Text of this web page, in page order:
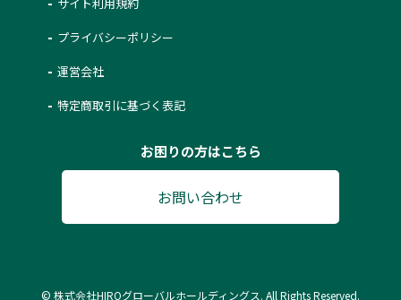
プライバシーポリシー
運営会社
特定商取引に基づく表記
お困りの方はこちら
お問い合わせ
© 株式会社HIROグローバルホールディングス. All Rights Reserved.